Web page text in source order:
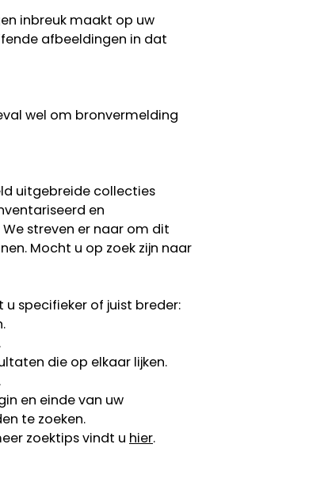
inbreuk maakt op uw
afbeeldingen in dat
wel om bronvermelding
uitgebreide collecties
en
streven er naar om dit
Mocht u op zoek zijn naar
specifieker of juist breder:
die op elkaar lijken.
en einde van uw
te zoeken.
zoektips vindt u hier.